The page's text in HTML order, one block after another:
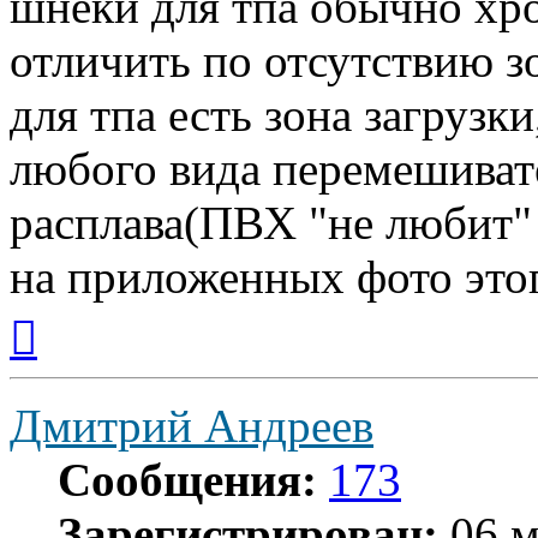
отличить по отсутствию
для тпа есть зона
любого вида
расплава(ПВХ "не
на приложенных фото
началу
Дмитрий Андреев
Сообщения: 173